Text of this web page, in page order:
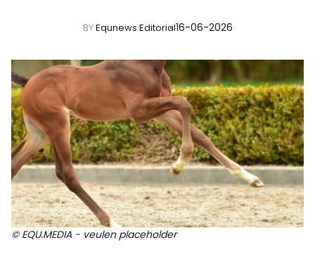
BYEqunews Editorial16-06-2026
© EQU.MEDIA - veulen placeholder